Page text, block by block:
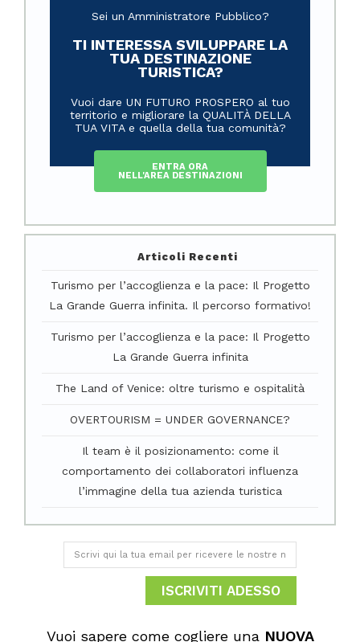
Sei un Amministratore Pubblico?
TI INTERESSA SVILUPPARE LA
TUA DESTINAZIONE
TURISTICA?
Vuoi dare UN FUTURO PROSPERO al tuo
territorio e migliorare la QUALITÀ DELLA
TUA VITA e quella della tua comunità?
ENTRA ORA
NELL'AREA DESTINAZIONI
Articoli Recenti
Turismo per l’accoglienza e la pace: Il Progetto
La Grande Guerra infinita. Il percorso formativo!
Turismo per l’accoglienza e la pace: Il Progetto
La Grande Guerra infinita
The Land of Venice: oltre turismo e ospitalità
OVERTOURISM = UNDER GOVERNANCE?
Il team è il posizionamento: come il
comportamento dei collaboratori influenza
l’immagine della tua azienda turistica
ISCRIVITI ADESSO
Vuoi sapere come cogliere unaNUOVA